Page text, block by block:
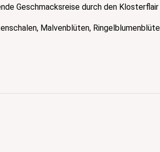
Geschmacksreise durch den
Malvenblüten,